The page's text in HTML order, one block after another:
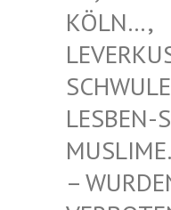
N…, LEV
WULE
BEN-SZ,
LIME…,
URDEN